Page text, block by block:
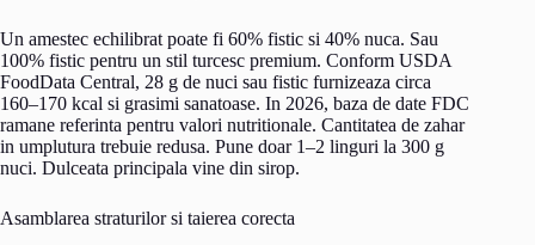
Un amestec echilibrat poate fi 60% fistic si 40% nuca. Sau
100% fistic pentru un stil turcesc premium. Conform USDA
FoodData Central, 28 g de nuci sau fistic furnizeaza circa
160–170 kcal si grasimi sanatoase. In 2026, baza de date FDC
ramane referinta pentru valori nutritionale. Cantitatea de zahar
in umplutura trebuie redusa. Pune doar 1–2 linguri la 300 g
nuci. Dulceata principala vine din sirop.
Asamblarea straturilor si taierea corecta